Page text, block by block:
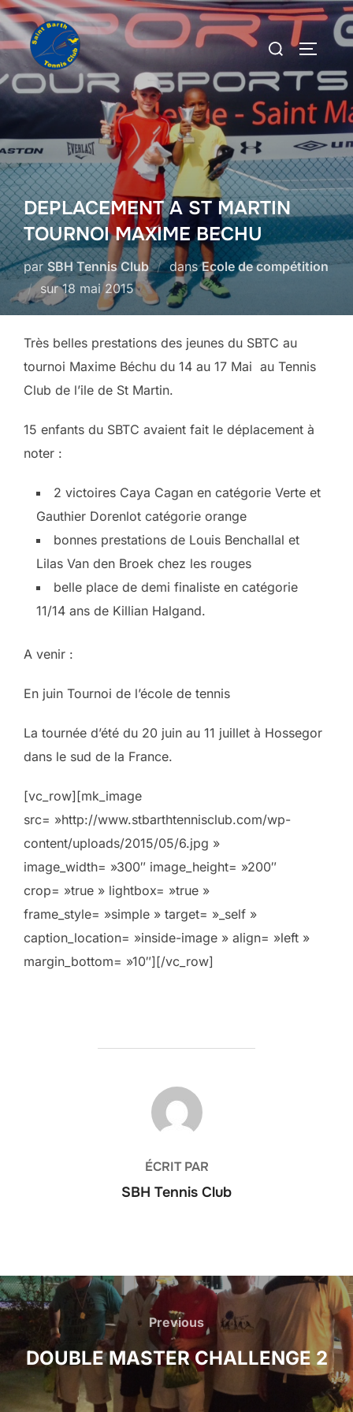
Aller
au
contenu
Rechercher :
DEPLACEMENT A ST MARTIN
TOURNOI MAXIME BECHU
par SBH Tennis Club dansEcole de compétition
surPublié
18 mai 2015
Très belles prestations des jeunes du SBTC au
tournoi Maxime Béchu du 14 au 17 Mai au Tennis
Club de l’ile de St Martin.
15 enfants du SBTC avaient fait le déplacement à
noter :
2 victoires Caya Cagan en catégorie Verte et
Gauthier Dorenlot catégorie orange
bonnes prestations de Louis Benchallal et
Lilas Van den Broek chez les rouges
belle place de demi finaliste en catégorie
11/14 ans de Killian Halgand.
A venir :
En juin Tournoi de l’école de tennis
La tournée d’été du 20 juin au 11 juillet à Hossegor
dans le sud de la France.
[vc_row][mk_image
src= »http://www.stbarthtennisclub.com/wp-
content/uploads/2015/05/6.jpg »
image_width= »300″ image_height= »200″
crop= »true » lightbox= »true »
frame_style= »simple » target= »_self »
caption_location= »inside-image » align= »left »
margin_bottom= »10″][/vc_row]
AUTEUR DE LA PUBLICATION
ÉCRIT PAR
SBH Tennis Club
Navigation
de
l’article
Previous
Previous
DOUBLE MASTER CHALLENGE 2